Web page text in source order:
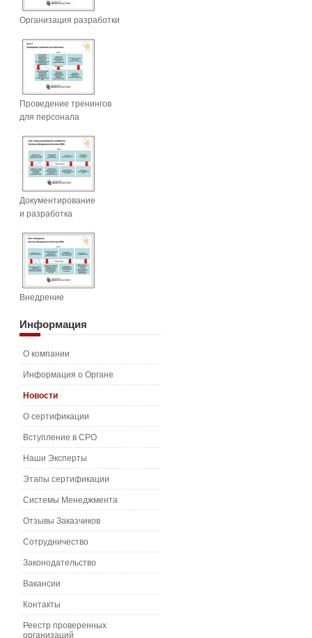
Организация разработки
Проведение тренингов
для персонала
Документирование
и разработка
Внедрение
Информация
О компании
Информация о Органе
Новости
О сертификации
Вступление в СРО
Наши Эксперты
Этапы сертификации
Системы Менеджмента
Отзывы Заказчиков
Сотрудничество
Законодательство
Вакансии
Контакты
Реестр проверенных
организаций